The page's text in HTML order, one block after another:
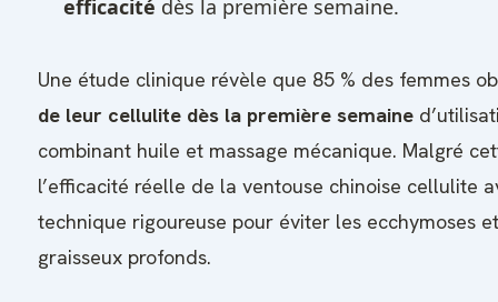
efficacité dès la première semaine.
Une étude clinique révèle que 85 % des femmes
de leur cellulite dès la première semaine
combinant huile et massage mécanique. Malgré
l’efficacité réelle de la ventouse chinoise cellulite
technique rigoureuse pour éviter les ecchymoses
graisseux profonds.